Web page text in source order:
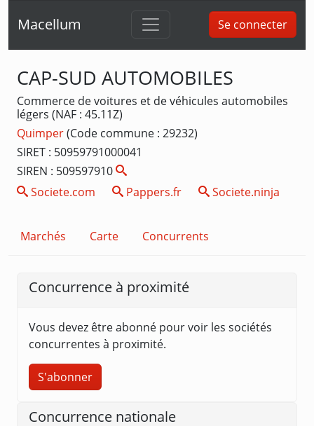
Macellum Se connecter
CAP-SUD AUTOMOBILES
Commerce de voitures et de véhicules automobiles
légers (NAF : 45.11Z)
Quimper(Code commune : 29232)
SIRET : 50959791000041
SIREN : 509597910
Societe.com
Pappers.fr Societe.ninja
Marchés Carte Concurrents
Concurrence à proximité
Vous devez être abonné pour voir les sociétés
concurrentes à proximité.
S'abonner
Concurrence nationale